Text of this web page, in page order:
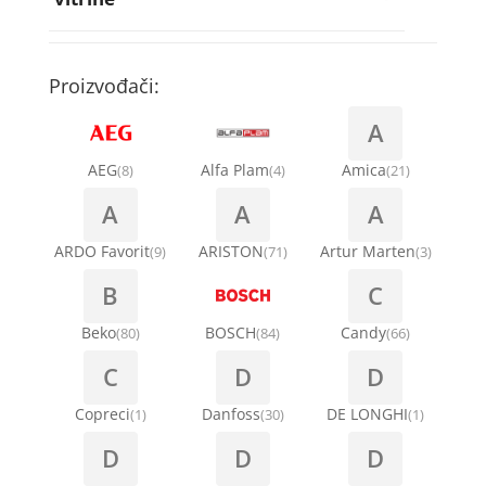
Ručice za vrata za veš mašinu
Šarke za veš mašine
Stakla i okviri vrata za veš mašinu
Termostati i hidrostati za veš mašine
Točkići za sudo mašine
Kompresori za klima uređaje
Kondenz creva
Nosači za klimu
Ostali materijal za montažu klima uređaja
Proizvođači:
AEG(8) Alfa Plam(4)
A
Amica(21)
A
ARDO Favorit(9)
A
ARISTON(71)
A
Artur Marten(3)
B
Beko(80) BOSCH(84)
C
Candy(66)
C
Copreci(1)
D
Danfoss(30)
D
DE LONGHI(1)
D D D